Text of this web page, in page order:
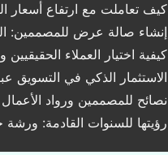
كيف تعاملت مع ارتفاع أسعار
إنشاء صالة عرض للمصممين:
كيفية اختيار العملاء الحقيقيين
الاستثمار الذكي في التسويق
نصائح للمصممين ورواد
رؤيتها للسنوات القادمة: